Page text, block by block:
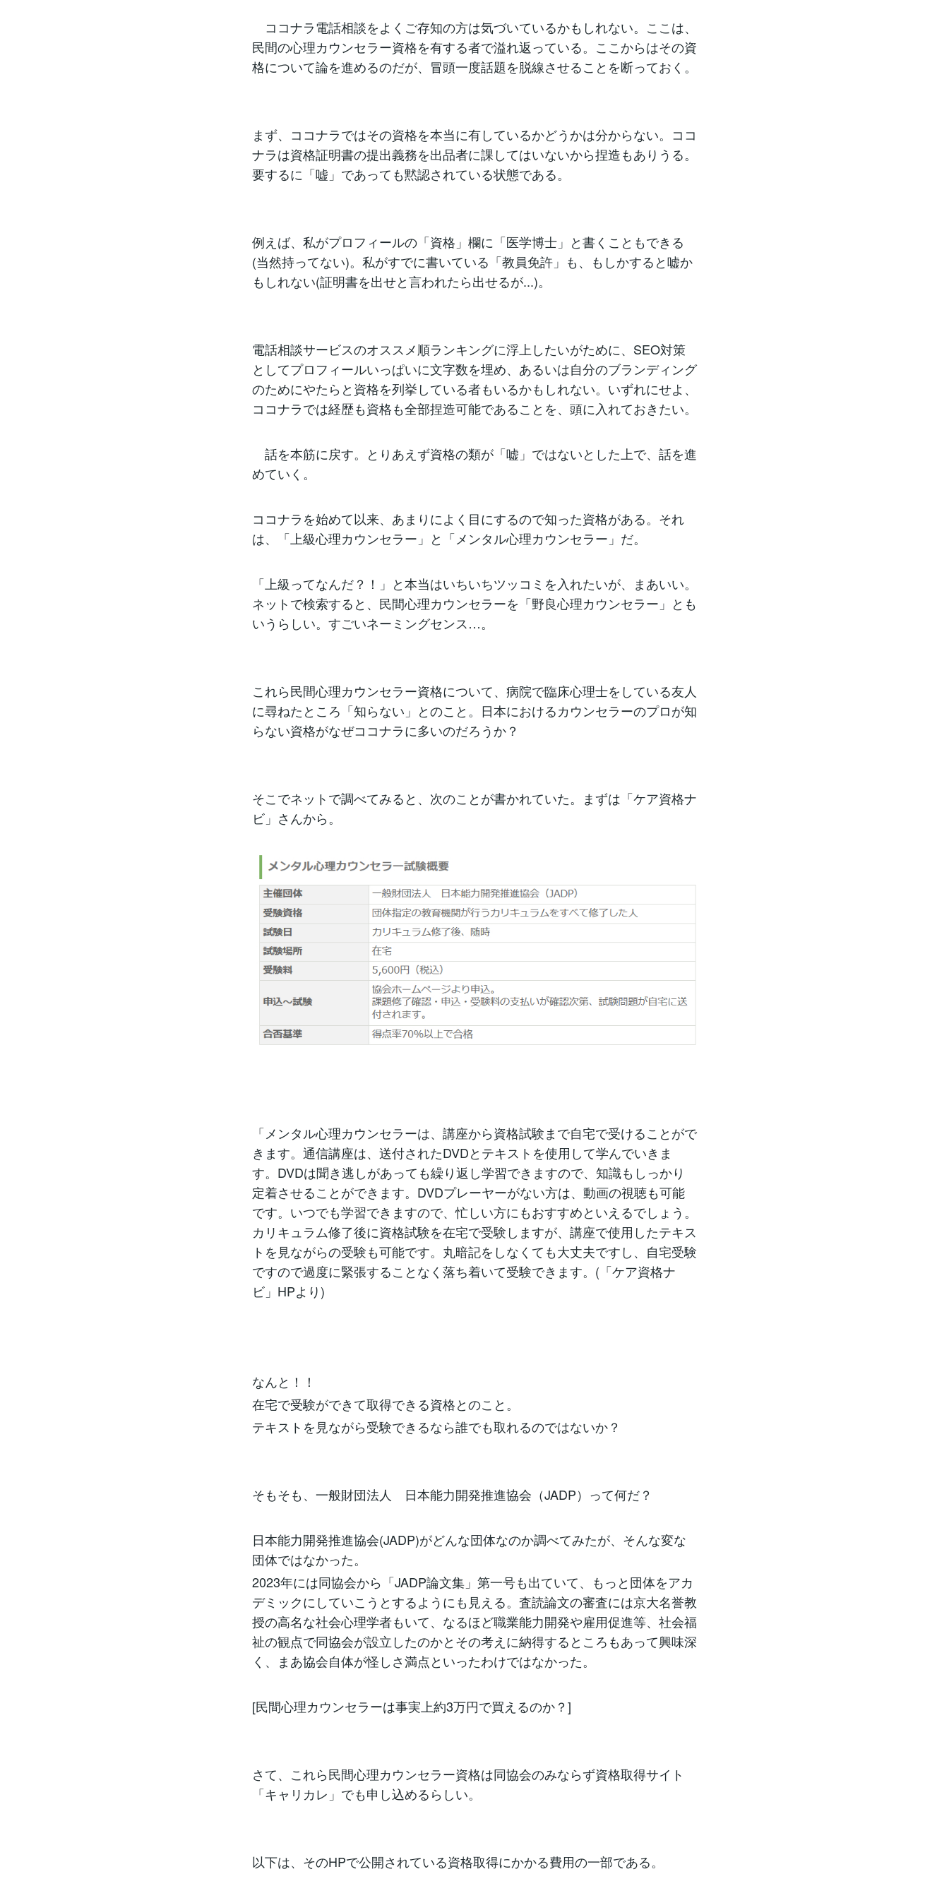
ココナラ電話相談をよくご存知の方は気づいているかもしれない。ここは、
民間の心理カウンセラー資格を有する者で溢れ返っている。ここからはその資
格について論を進めるのだが、冒頭一度話題を脱線させることを断っておく。
まず、ココナラではその資格を本当に有しているかどうかは分からない。ココ
ナラは資格証明書の提出義務を出品者に課してはいないから捏造もありうる。
要するに「嘘」であっても黙認されている状態である。
例えば、私がプロフィールの「資格」欄に「医学博士」と書くこともできる
(当然持ってない)。私がすでに書いている「教員免許」も、もしかすると嘘か
もしれない(証明書を出せと言われたら出せるが...)。
電話相談サービスのオススメ順ランキングに浮上したいがために、SEO対策
としてプロフィールいっぱいに文字数を埋め、あるいは自分のブランディング
のためにやたらと資格を列挙している者もいるかもしれない。いずれにせよ、
ココナラでは経歴も資格も全部捏造可能であることを、頭に入れておきたい。
話を本筋に戻す。とりあえず資格の類が「嘘」ではないとした上で、話を進
めていく。
ココナラを始めて以来、あまりによく目にするので知った資格がある。それ
は、「上級心理カウンセラー」と「メンタル心理カウンセラー」だ。
「上級ってなんだ？！」と本当はいちいちツッコミを入れたいが、まあいい。
ネットで検索すると、民間心理カウンセラーを「野良心理カウンセラー」とも
いうらしい。すごいネーミングセンス…。
これら民間心理カウンセラー資格について、病院で臨床心理士をしている友人
に尋ねたところ「知らない」とのこと。日本におけるカウンセラーのプロが知
らない資格がなぜココナラに多いのだろうか？
そこでネットで調べてみると、次のことが書かれていた。まずは「ケア資格ナ
ビ」さんから。
「メンタル心理カウンセラーは、講座から資格試験まで自宅で受けることがで
きます。通信講座は、送付されたDVDとテキストを使用して学んでいきま
す。DVDは聞き逃しがあっても繰り返し学習できますので、知識もしっかり
定着させることができます。DVDプレーヤーがない方は、動画の視聴も可能
です。いつでも学習できますので、忙しい方にもおすすめといえるでしょう。
カリキュラム修了後に資格試験を在宅で受験しますが、講座で使用したテキス
トを見ながらの受験も可能です。丸暗記をしなくても大丈夫ですし、自宅受験
ですので過度に緊張することなく落ち着いて受験できます。(「ケア資格ナ
ビ」HPより)
なんと！！
在宅で受験ができて取得できる資格とのこと。
テキストを見ながら受験できるなら誰でも取れるのではないか？
そもそも、一般財団法人 日本能力開発推進協会（JADP）って何だ？
日本能力開発推進協会(JADP)がどんな団体なのか調べてみたが、そんな変な
団体ではなかった。
2023年には同協会から「JADP論文集」第一号も出ていて、もっと団体をアカ
デミックにしていこうとするようにも見える。査読論文の審査には京大名誉教
授の高名な社会心理学者もいて、なるほど職業能力開発や雇用促進等、社会福
祉の観点で同協会が設立したのかとその考えに納得するところもあって興味深
く、まあ協会自体が怪しさ満点といったわけではなかった。
[民間心理カウンセラーは事実上約3万円で買えるのか？]
さて、これら民間心理カウンセラー資格は同協会のみならず資格取得サイト
「キャリカレ」でも申し込めるらしい。
以下は、そのHPで公開されている資格取得にかかる費用の一部である。